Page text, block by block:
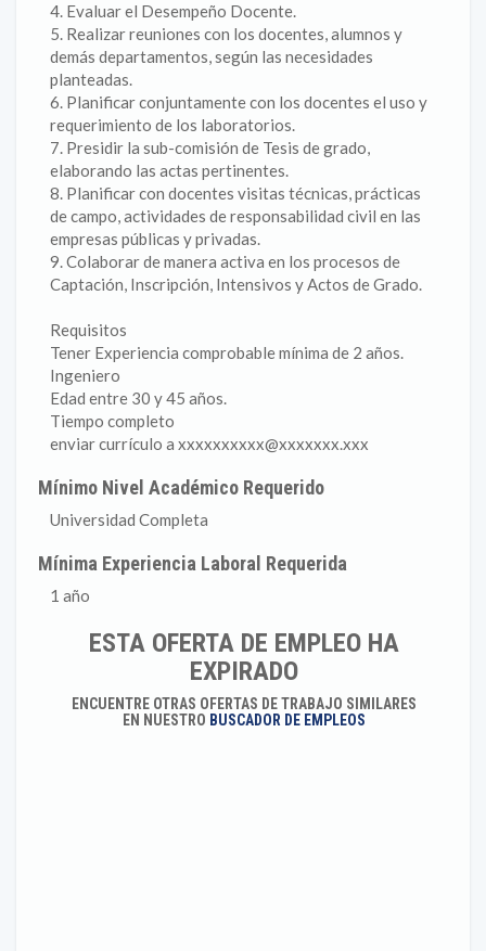
4. Evaluar el Desempeño Docente.
5. Realizar reuniones con los docentes, alumnos y
demás departamentos, según las necesidades
planteadas.
6. Planificar conjuntamente con los docentes el uso y
requerimiento de los laboratorios.
7. Presidir la sub-comisión de Tesis de grado,
elaborando las actas pertinentes.
8. Planificar con docentes visitas técnicas, prácticas
de campo, actividades de responsabilidad civil en las
empresas públicas y privadas.
9. Colaborar de manera activa en los procesos de
Captación, Inscripción, Intensivos y Actos de Grado.
Requisitos
Tener Experiencia comprobable mínima de 2 años.
Ingeniero
Edad entre 30 y 45 años.
Tiempo completo
enviar currículo a xxxxxxxxxx@xxxxxxx.xxx
Mínimo Nivel Académico Requerido
Universidad Completa
Mínima Experiencia Laboral Requerida
1 año
ESTA OFERTA DE EMPLEO HA
EXPIRADO
ENCUENTRE OTRAS OFERTAS DE TRABAJO SIMILARES
EN NUESTRO BUSCADOR DE EMPLEOS